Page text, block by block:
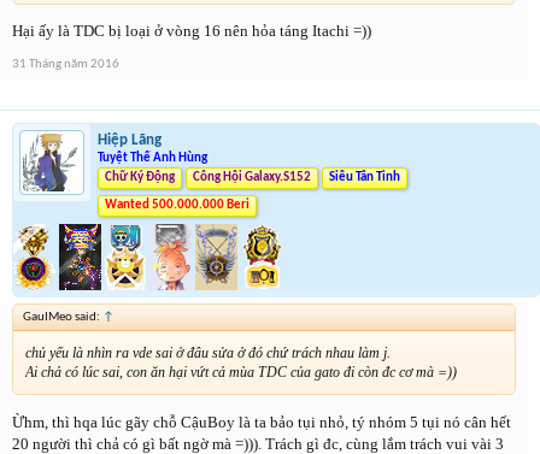
Hại ấy là TDC bị loại ở vòng 16 nên hỏa táng Itachi =))
31 Tháng năm 2016
Hiệp Lãng
Tuyệt Thế Anh Hùng
Chữ Ký Động
Công Hội Galaxy.S152 Siêu Tân Tinh
Wanted 500.000.000 Beri
GauIMeo said: ↑
chủ yếu là nhìn ra vde sai ở đâu sửa ở đó chứ trách nhau làm j.
Ai chả có lúc sai, con ăn hại vứt cả mùa TDC của gato đi còn đc cơ mà =))
Ừhm, thì hqa lúc gãy chỗ CậuBoy là ta bảo tụi nhỏ, tý nhóm 5 tụi nó cân hết
20 người thì chả có gì bất ngờ mà =))). Trách gì đc, cùng lắm trách vui vài 3